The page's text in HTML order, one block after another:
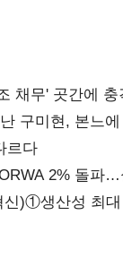
채무' 곳간에
언 승부수
구미현, 본느
르다
2% 돌파
신)①생산성 최